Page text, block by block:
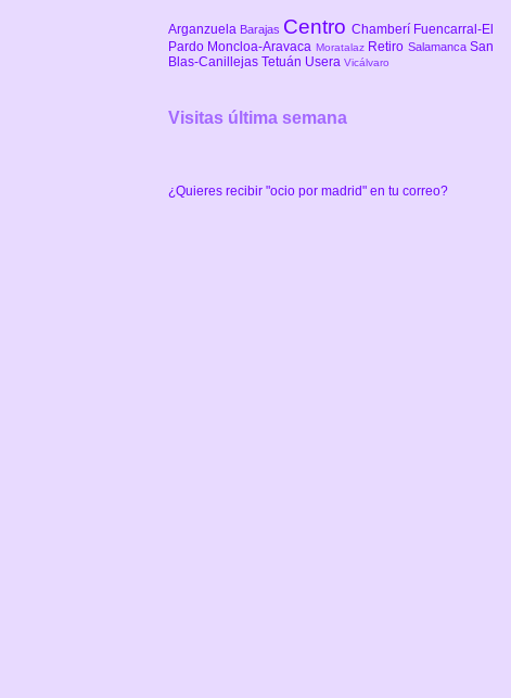
Arganzuela Barajas Centro Chamberí Fuencarral-El
Pardo Moncloa-Aravaca Moratalaz Retiro SalamancaSan
Blas-Canillejas Tetuán Usera Vicálvaro
Visitas última semana
¿Quieres recibir "ocio por madrid" en tu correo?